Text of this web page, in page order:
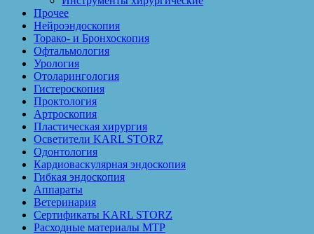
Прочее
Нейроэндоскопия
Торако- и Бронхоскопия
Офтальмология
Урология
Отоларингология
Гистероскопия
Проктология
Артроскопия
Пластическая хирургия
Осветители KARL STORZ
Одонтология
Кардиоваскулярная эндоскопия
Гибкая эндоскопия
Аппараты
Ветеринария
Сертификаты KARL STORZ
Расходные материалы MTP